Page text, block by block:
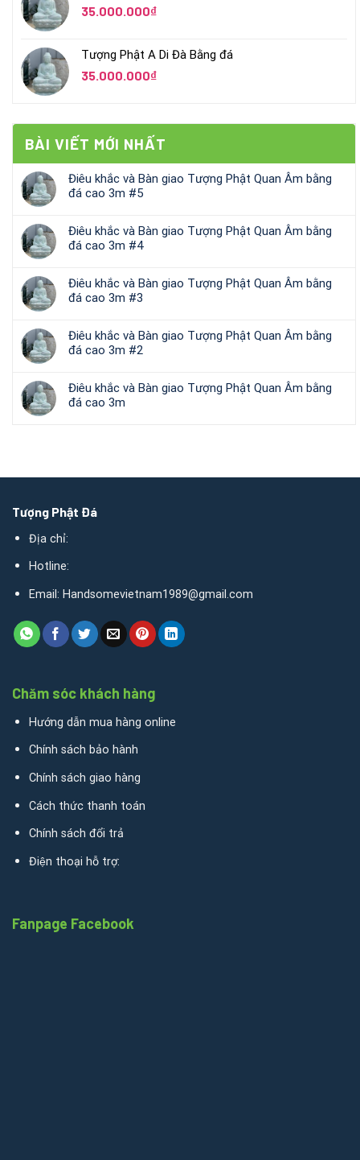
35.000.000₫
Tượng Phật A Di Đà Bằng đá
35.000.000₫
BÀI VIẾT MỚI NHẤT
Điêu khắc và Bàn giao Tượng Phật Quan Âm bằng
đá cao 3m #5
Điêu khắc và Bàn giao Tượng Phật Quan Âm bằng
đá cao 3m #4
Điêu khắc và Bàn giao Tượng Phật Quan Âm bằng
đá cao 3m #3
Điêu khắc và Bàn giao Tượng Phật Quan Âm bằng
đá cao 3m #2
Điêu khắc và Bàn giao Tượng Phật Quan Âm bằng
đá cao 3m
Tượng Phật Đá
Địa chỉ:
Hotline:
Email: Handsomevietnam1989@gmail.com
Chăm sóc khách hàng
Hướng dẫn mua hàng online
Chính sách bảo hành
Chính sách giao hàng
Cách thức thanh toán
Chính sách đổi trả
Điện thoại hỗ trợ:
Fanpage Facebook